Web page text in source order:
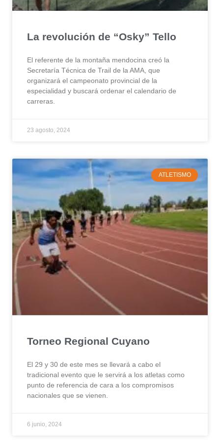
La revolución de “Osky” Tello
El referente de la montaña mendocina creó la
Secretaría Técnica de Trail de la AMA, que
organizará el campeonato provincial de la
especialidad y buscará ordenar el calendario de
carreras.
23 agosto, 2024
ATLETISMO
Torneo Regional Cuyano
El 29 y 30 de este mes se llevará a cabo el
tradicional evento que le servirá a los atletas como
punto de referencia de cara a los compromisos
nacionales que se vienen.
6 junio, 2024